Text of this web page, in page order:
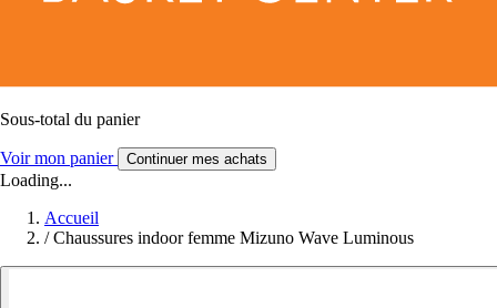
Sous-total du panier
Voir mon panier Continuer mes achats
Loading...
Accueil
/ Chaussures indoor femme Mizuno Wave Luminous